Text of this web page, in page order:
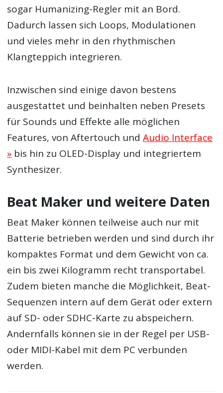
sogar Humanizing-Regler mit an Bord.
Dadurch lassen sich Loops, Modulationen
und vieles mehr in den rhythmischen
Klangteppich integrieren.
Inzwischen sind einige davon bestens
ausgestattet und beinhalten neben Presets
für Sounds und Effekte alle möglichen
Features, von Aftertouch undAudio Interface
» bis hin zu OLED-Display und integriertem
Synthesizer.
Beat Maker und weitere Daten
Beat Maker können teilweise auch nur mit
Batterie betrieben werden und sind durch ihr
kompaktes Format und dem Gewicht von ca.
ein bis zwei Kilogramm recht transportabel.
Zudem bieten manche die Möglichkeit, Beat-
Sequenzen intern auf dem Gerät oder extern
auf SD- oder SDHC-Karte zu abspeichern.
Andernfalls können sie in der Regel per USB-
oder MIDI-Kabel mit dem PC verbunden
werden.